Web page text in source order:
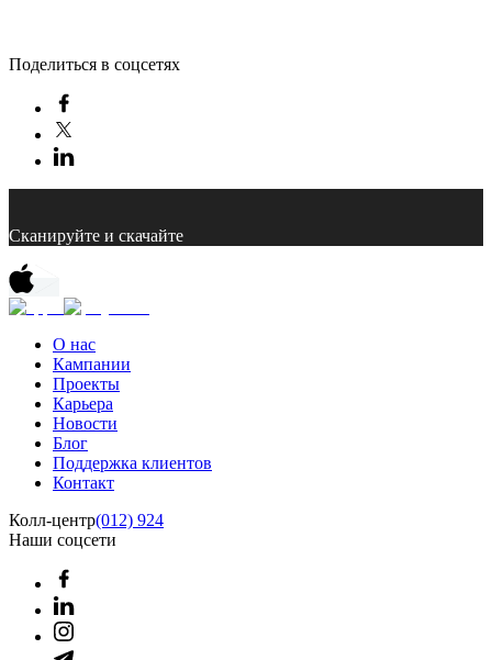
Поделиться в соцсетях
Сканируйте и скачайте
О нас
Кампании
Проекты
Карьера
Новости
Блог
Поддержка клиентов
Контакт
Колл-центр(012) 924
Наши соцсети